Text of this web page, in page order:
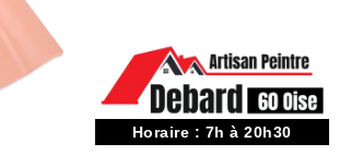
Horaire : 7h à 20h30